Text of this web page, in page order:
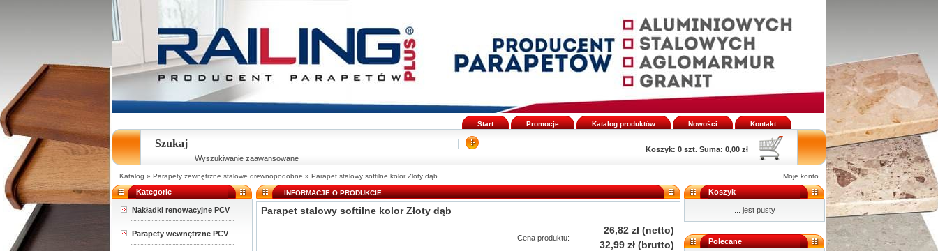
Start Promocje Katalog produktów Nowości Kontakt
Szukaj
Wyszukiwanie zaawansowane
Koszyk: 0 szt. Suma: 0,00 zł
Katalog » Parapety zewnętrzne stalowe drewnopodobne » Parapet stalowy softilne kolor Złoty dąb Moje konto
Kategorie
Nakładki renowacyjne PCV
Parapety wewnętrzne PCV
INFORMACJE O PRODUKCIE
Parapet stalowy softilne kolor Złoty dąb
Cena produktu:
26,82 zł(netto)
32,99 zł(brutto)
Koszyk
... jest pusty
Polecane